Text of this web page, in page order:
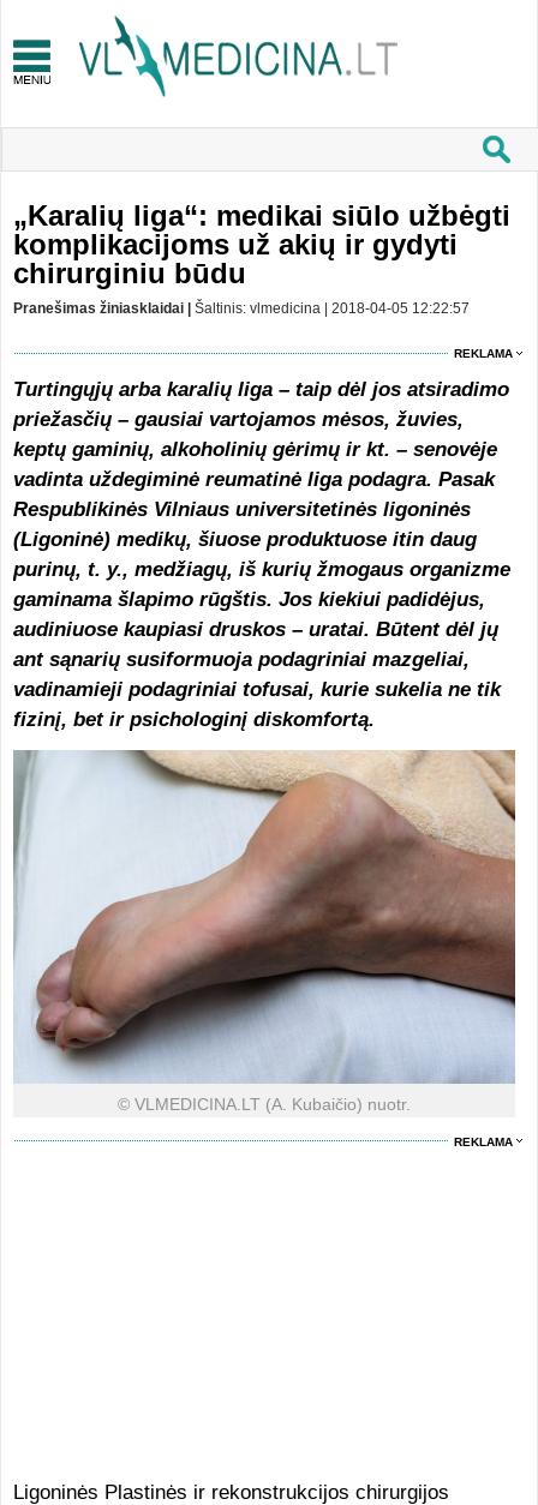
„Karalių liga“: medikai siūlo užbėgti
komplikacijoms už akių ir gydyti
chirurginiu būdu
Pranešimas žiniasklaidai | Šaltinis: vlmedicina | 2018-04-05 12:22:57
REKLAMA
Turtingųjų arba karalių liga – taip dėl jos atsiradimo
priežasčių – gausiai vartojamos mėsos, žuvies,
keptų gaminių, alkoholinių gėrimų ir kt. – senovėje
vadinta uždegiminė reumatinė liga podagra. Pasak
Respublikinės Vilniaus universitetinės ligoninės
(Ligoninė) medikų, šiuose produktuose itin daug
purinų, t. y., medžiagų, iš kurių žmogaus organizme
gaminama šlapimo rūgštis. Jos kiekiui padidėjus,
audiniuose kaupiasi druskos – uratai. Būtent dėl jų
ant sąnarių susiformuoja podagriniai mazgeliai,
vadinamieji podagriniai tofusai, kurie sukelia ne tik
fizinį, bet ir psichologinį diskomfortą.
© VLMEDICINA.LT (A. Kubaičio) nuotr.
REKLAMA
Ligoninės Plastinės ir rekonstrukcijos chirurgijos